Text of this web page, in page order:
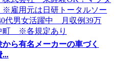
ら有名メーカーの車づく
...